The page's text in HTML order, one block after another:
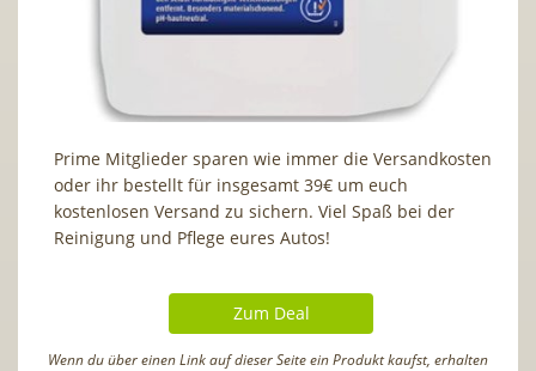
Prime Mitglieder sparen wie immer die Versandkosten
oder ihr bestellt für insgesamt 39€ um euch
kostenlosen Versand zu sichern. Viel Spaß bei der
Reinigung und Pflege eures Autos!
Zum Deal
Wenn du über einen Link auf dieser Seite ein Produkt kaufst, erhalten